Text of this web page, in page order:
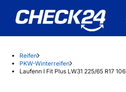
Reifen
PKW-Winterreifen
Laufenn I Fit Plus LW31 225/65 R17